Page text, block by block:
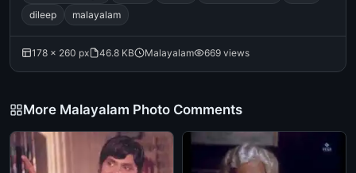
dileep
malayalam
178 × 260 px 46.8 KB Malayalam 669 views
More Malayalam Photo Comments